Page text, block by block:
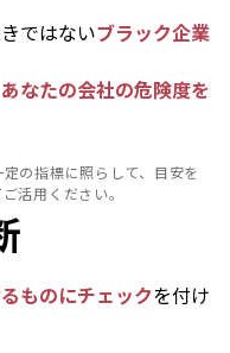
ではないブラック企業
あなたの会社の危険度を
の指標に照らして、目安を
活用ください。
ものにチェックを付け